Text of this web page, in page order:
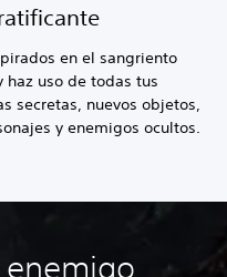
en el sangriento
haz uso de todas tus
secretas, nuevos objetos,
y enemigos ocultos.